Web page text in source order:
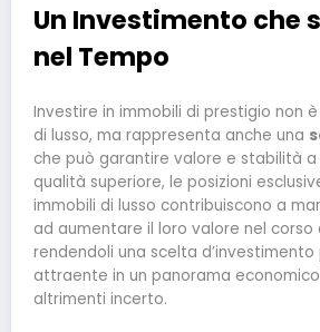
Un Investimento che
nel Tempo
Investire in immobili di prestigio non
di lusso, ma rappresenta anche una
che può garantire valore e stabilità a
qualità superiore, le posizioni
immobili di lusso contribuiscono a
ad aumentare il loro valore nel corso
rendendoli una scelta
attraente in un panorama
altrimenti incerto.